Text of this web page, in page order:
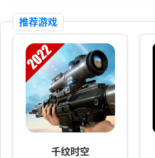
推荐游戏
千纹时空